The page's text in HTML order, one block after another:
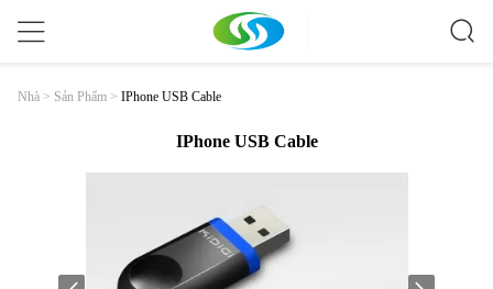
Nhà > Sản Phẩm > IPhone USB Cable
IPhone USB Cable